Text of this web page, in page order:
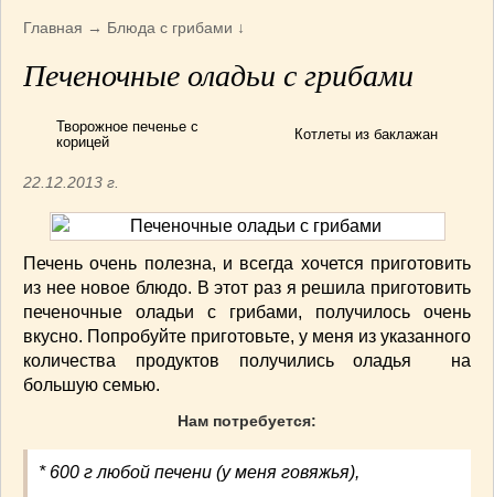
Армянская
Грузинская(10)
Ирландские блюда
Корейская
Марокканская(15)
Узбекская
Швейцарская(6)
ПЕРВЫЕ БЛЮДА(56)
ПОСТНЫЕ БЛЮДА(52)
САЛАТИКИ(132)
Овощные(52)
Рыбные(18)
Главная → Блюда с грибами ↓
Печеночные оладьи с грибами
Творожное печенье с
корицей
Котлеты из баклажан
22.12.2013 г.
Печень очень полезна, и всегда хочется приготовить
из нее новое блюдо. В этот раз я решила приготовить
печеночные оладьи с грибами, получилось очень
вкусно. Попробуйте приготовьте, у меня из указанного
количества продуктов получились оладья на
большую семью.
Нам потребуется:
* 600 г любой печени (у меня говяжья),